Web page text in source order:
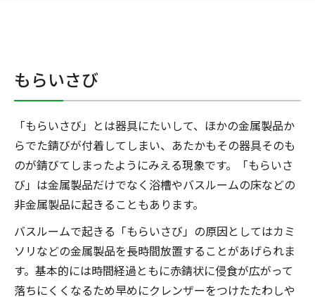
もらいさび
「もらいさび」とは器具にたいして、ほかの金属製品か
らでた錆びが付着してしまい、あたかもその器具そのも
のが錆びてしまったようにみえる現象です。「もらいさ
び」は金属製品だけでなく浴槽やバスルームの床などの
非金属製品に起きることもあります。
バスルームで起きる「もらいさび」の原因としてはカミ
ソリなどの金属製品を長時間放置することがあげられま
す。基本的には時間経過ともに赤錆状に侵食が広がって
落ちにくくなるため早めにクレンザーをつけたたわしや